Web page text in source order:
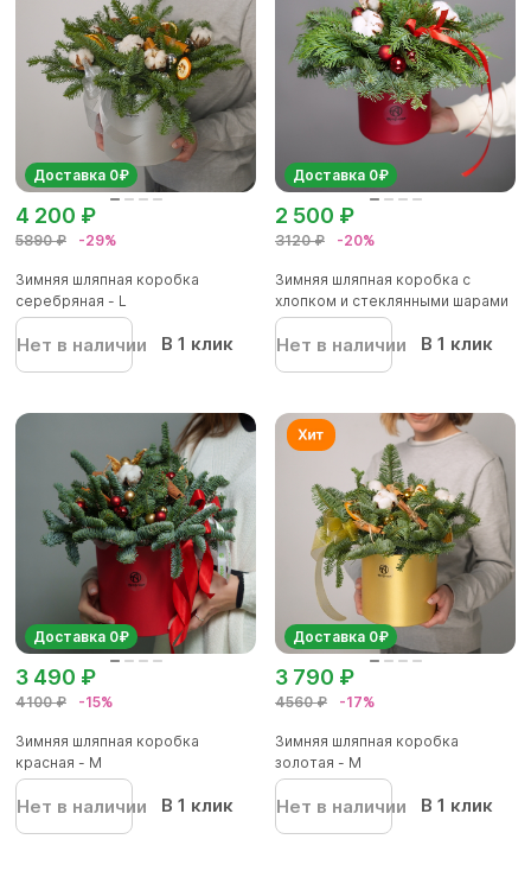
Доставка 0₽
5890 ₽ -29%
4 200 ₽
Зимняя шляпная коробка
серебряная - L
Нет в наличии В 1 клик
Доставка 0₽
3120 ₽ -20%
2 500 ₽
Зимняя шляпная коробка с
хлопком и стеклянными шарами
Нет в наличии В 1 клик
Доставка 0₽
4100 ₽ -15%
3 490 ₽
Зимняя шляпная коробка
красная - М
Нет в наличии В 1 клик
Доставка 0₽
4560 ₽ -17%
3 790 ₽
Зимняя шляпная коробка
золотая - М
Нет в наличии В 1 клик